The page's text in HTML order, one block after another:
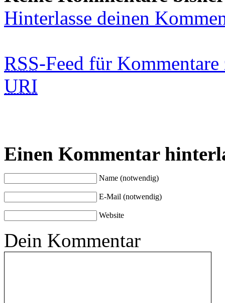
Hinterlasse deinen
RSS-Feed für
URI
Einen Kommentar
Name (notwendig)
E-Mail (notwendig)
Website
Dein Kommentar